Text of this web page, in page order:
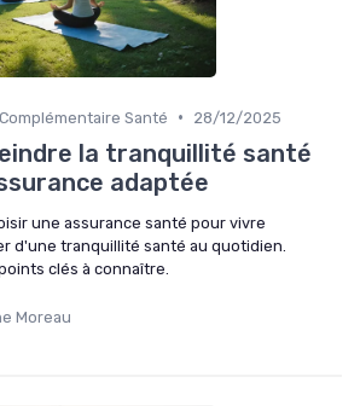
Santé • 28/12/2025
la tranquillité santé
adaptée
une assurance santé pour vivre
d'une tranquillité santé au quotidien.
clés à connaître.
Moreau